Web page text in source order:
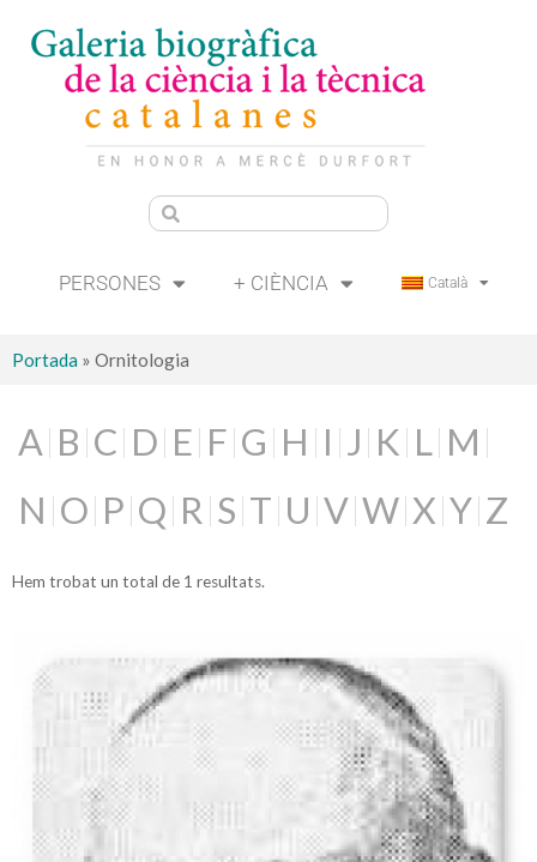
PERSONES + CIÈNCIA Català
Portada » Ornitologia
A B C D E F G H I J K L M
N O P Q R S T U V W X Y Z
Hem trobat un total de 1 resultats.